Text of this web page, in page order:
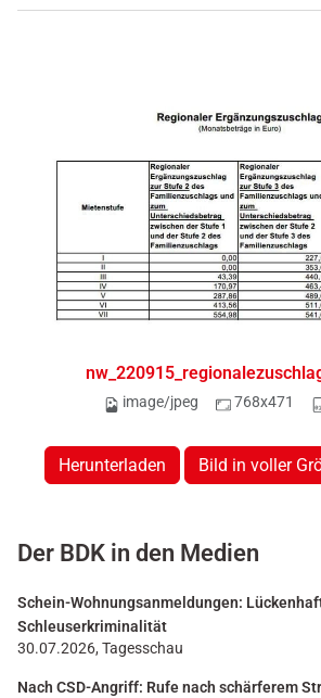
image/jpeg 768x471
Herunterladen Bild in voller
Der BDK in den Medien
Schein-Wohnungsanmeldungen:
Schleuserkriminalität
30.07.2026, Tagesschau
Nach CSD-Angriff: Rufe nach schärferem